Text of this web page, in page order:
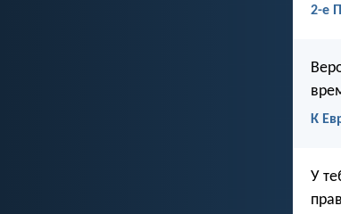
2-е
К
У